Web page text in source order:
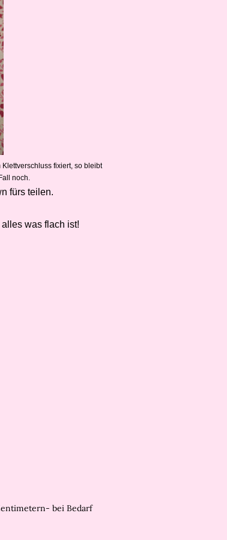
fixiert, so bleibt
noch.
fürs teilen.
was flach ist!
bei Bedarf